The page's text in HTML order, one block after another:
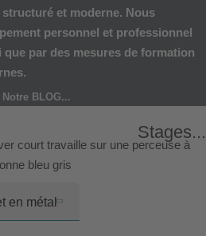
et moderne. Nous
personnel et professionnel
par des mesures de formation
Notre BLOG...
Stages...
en métal